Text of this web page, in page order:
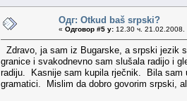
Одг: Otkud baš srpski?
« Одговор #5 у: 12.30 ч. 21.02.2008.
Zdravo, ja sam iz Bugarske, a srpski jezik
granice i svakodnevno sam slušala radijo i
radiju. Kasnije sam kupila rječnik. Bila sam
gramatici. Mislim da dobro govorim srpski,